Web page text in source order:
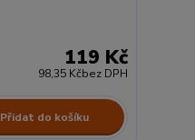
119 Kč
98,35 Kčbez DPH
Přidat do košíku